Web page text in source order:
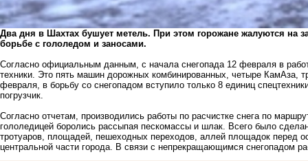
Два дня в Шахтах бушует метель. При этом горожане жалуются на
борьбе с гололедом и заносами.
Согласно официальным данным, с начала снегопада 12 февраля в
техники. Это пять машин дорожных комбинированных, четыре КамАза,
февраля, в борьбу со снегопадом вступило только 8 единиц
погрузчик.
Согласно отчетам, производились работы по расчистке снега по
гололедицей боролись рассыпая пескомассы и шлак. Всего было
тротуаров, площадей, пешеходных переходов, аллей площадок перед
центральной части города. В связи с непрекращающимся снегопадом